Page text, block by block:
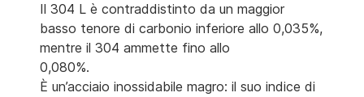
Il 304 L è contraddistinto da un maggior
basso tenore di carbonio inferiore allo 0,035%,
mentre il 304 ammette fino allo
0,080%.
È un’acciaio inossidabile magro: il suo indice di